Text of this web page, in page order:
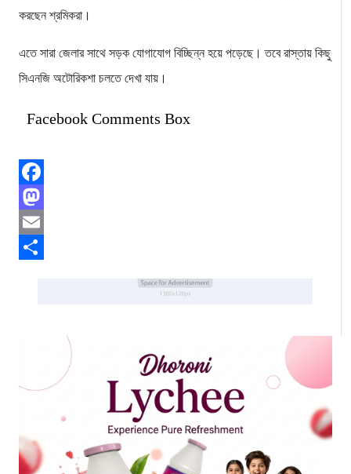
করছেন শ্রমিকরা।
এতে সারা জেলার সাথে সড়ক যোগাযোগ বিচ্ছিন্ন হয়ে পড়েছে। তবে রাস্তায় কিছু
সিএনজি অটোরিকশা চলতে দেখা যায়।
Facebook Comments Box
Facebook
Mastodon
Email